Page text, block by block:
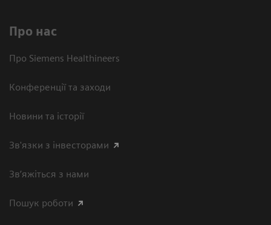
Про нас
Про Siemens Healthineers
Конференції та заходи
Новини та історії
Зв'язки з інвесторами
Зв’яжіться з нами
Пошук роботи